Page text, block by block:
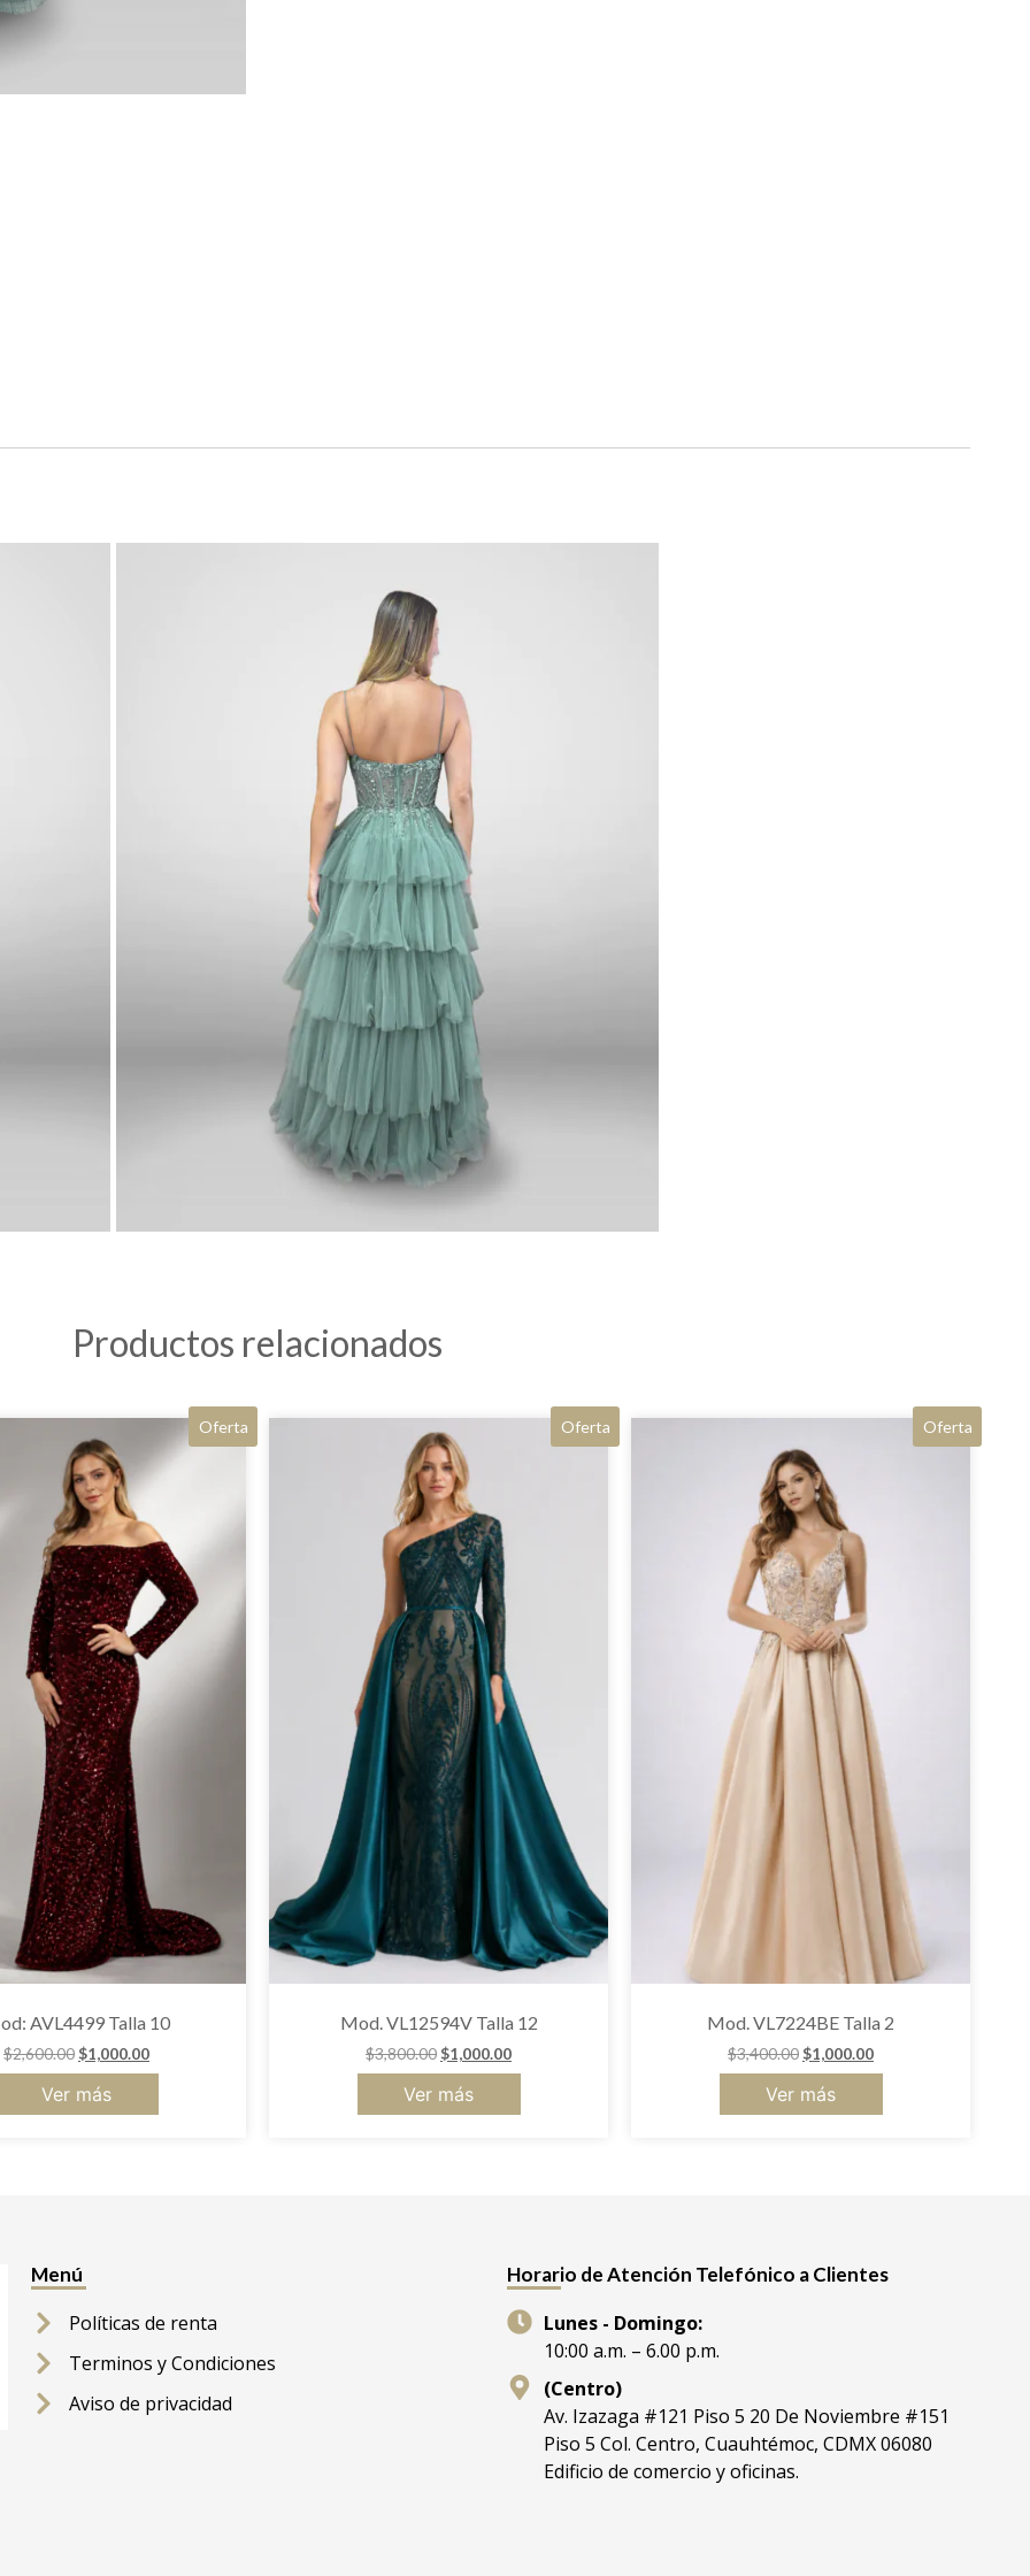
Productos relacionados
Oferta
AVL4499 Talla 10
$2,600.00$1,000.00
Ver más
Oferta
Mod. VL12594V Talla 12
$3,800.00$1,000.00
Ver más
Oferta
Mod. VL7224BE Talla 2
$3,400.00$1,000.00
Ver más
Menú
Políticas de renta
Terminos y Condiciones
Aviso de privacidad
Horario de Atención Telefónico a Clientes
Lunes - Domingo:
10:00 a.m. – 6.00 p.m.
(Centro)
Av. Izazaga #121 Piso 5 20 De Noviembre #151
Piso 5 Col. Centro, Cuauhtémoc, CDMX 06080
Edificio de comercio y oficinas.